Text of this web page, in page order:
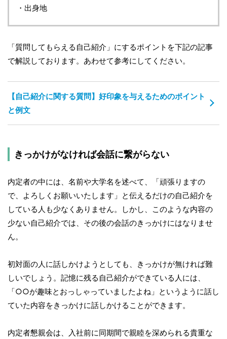
・出身地
「質問してもらえる自己紹介」にするポイントを下記の記事
で解説しております。あわせて参考にしてください。
【自己紹介に関する質問】好印象を与えるためのポイント
と例文
きっかけがなければ会話に繋がらない
内定者の中には、名前や大学名を述べて、「頑張りますの
で、よろしくお願いいたします」と伝えるだけの自己紹介を
している人も少なくありません。しかし、このような内容の
少ない自己紹介では、その後の会話のきっかけにはなりませ
ん。
初対面の人に話しかけようとしても、きっかけが無ければ難
しいでしょう。記憶に残る自己紹介ができている人には、
「○○が趣味とおっしゃっていましたよね」というように話し
ていた内容をきっかけに話しかけることができます。
内定者懇親会は、入社前に同期間で親睦を深められる貴重な